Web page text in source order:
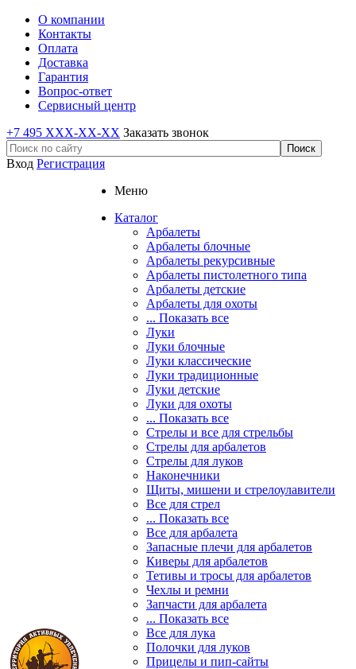
О компании
Контакты
Оплата
Доставка
Гарантия
Вопрос-ответ
Сервисный центр
+7 495 XXX-XX-XX Заказать звонок
Вход Регистрация
Меню
Каталог
Арбалеты
Арбалеты блочные
Арбалеты рекурсивные
Арбалеты пистолетного типа
Арбалеты детские
Арбалеты для охоты
... Показать все
Луки
Луки блочные
Луки классические
Луки традиционные
Луки детские
Луки для охоты
... Показать все
Стрелы и все для стрельбы
Стрелы для арбалетов
Стрелы для луков
Наконечники
Щиты, мишени и стрелоулавители
Все для стрел
... Показать все
Все для арбалета
Запасные плечи для арбалетов
Киверы для арбалетов
Тетивы и тросы для арбалетов
Чехлы и ремни
Запчасти для арбалета
... Показать все
Все для лука
Полочки для луков
Прицелы и пип-сайты